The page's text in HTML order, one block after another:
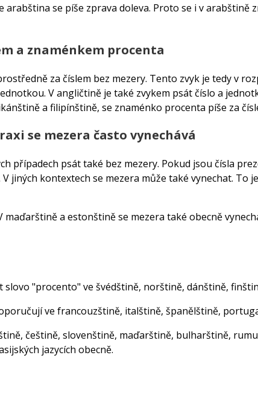
se píše zprava doleva. Proto se i v arabštině
a znaménkem procenta
za číslem bez mezery. Tento zvyk je tedy v
V angličtině je také zvykem psát číslo a
a filipínštině, se znaménko procenta píše za
se mezera často vynechává
případech psát také bez mezery. Pokud jsou čísla
jiných kontextech se mezera může také vynechat. To
a estonštině se mezera také obecně
"procento" ve švédštině, norštině, dánštině,
ve francouzštině, italštině, španělštině,
češtině, slovenštině, maďarštině, bulharštině,
jazycích obecně.